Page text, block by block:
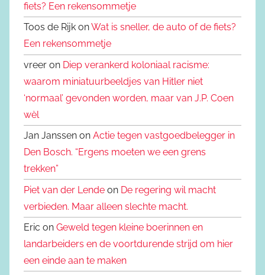
fiets? Een rekensommetje
Toos de Rijk onWat is sneller, de auto of de fiets?
Een rekensommetje
vreer on Diep verankerd koloniaal racisme:
waarom miniatuurbeeldjes van Hitler niet
‘normaal’ gevonden worden, maar van J.P. Coen
wèl
Jan Janssen on Actie tegen vastgoedbelegger in
Den Bosch. “Ergens moeten we een grens
trekken”
Piet van der Lende on De regering wil macht
verbieden. Maar alleen slechte macht.
Eric on Geweld tegen kleine boerinnen en
landarbeiders en de voortdurende strijd om hier
een einde aan te maken